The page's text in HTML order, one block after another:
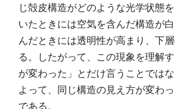
じ殻皮構造がどのような光学状態
いたときには空気を含んだ構造が
んだときには透明性が高まり、下
る。したがって、この現象を理解
が変わった」とだけ言うことでは
よって、同じ構造の見え方が変わ
である。